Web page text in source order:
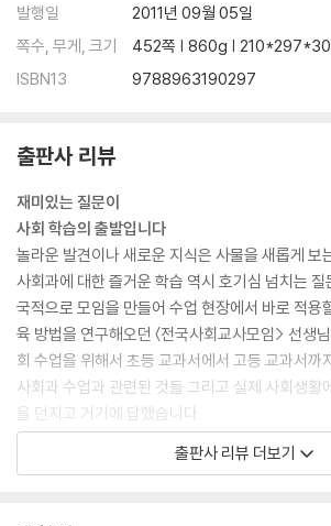
053 환율은 은행에서 정하나요?
054 무역은 모두에게 이익을 주나요?
055 커피도 착할 수 있나요?
058 국가는 있는 게 좋을까요, 없는 게 좋을까요?
059 국가가 계약으로 만들어졌다고요?
060 국가가 평화롭게 유지되려면 무엇이 필요할
061 국민, 시민, 백성, 신민, 인민의 차이는 무엇
062 부잣집 친구한테도 무상 급식을 해줄 필요가
063 노예 제도가 있던 아테네가 민주주의 국가였
064 민주주의의 반대말은 공산주의인가요?
065 흉악범에게도 인권이 있나요?
066 우리의 권리를 보장받으려면 어떻게 해야 할
067 대통령을 대신 뽑아준다고요?
068 대통령이 죽으면 어떻게 되나요?
발행일
2011년 09월 05일
쪽수, 무게, 크기
452쪽 | 860g |
ISBN13
9788963190297
출판사 리뷰
재미있는 질문이
사회 학습의 출발입니다
놀라운 발견이나 새로운 지식은 사물을 새롭게 보
사회과에 대한 즐거운 학습 역시 호기심 넘치는
국적으로 모임을 만들어 수업 현장에서 바로 적용
육 방법을 연구해오던 〈전국사회교사모임> 선생
회 수업을 위해서 초등 교과서에서 고등 교과서까
사회과 수업과 관련된 것들 그리고 실제 사회생활
을 던지고 거기에 답했습니다.
상상력 넘치는 사회 선생님들의 101가지 질문
출판사 리뷰 더보기